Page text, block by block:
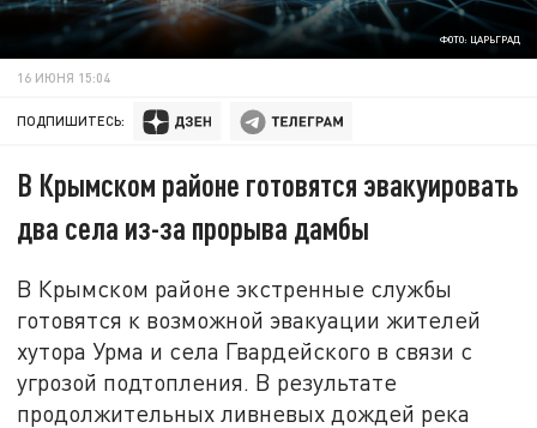
ФОТО: ЦАРЬГРАД
16 ИЮНЯ 15:04
ПОДПИШИТЕСЬ:
В Крымском районе готовятся эвакуировать
два села из-за прорыва дамбы
В Крымском районе экстренные службы
готовятся к возможной эвакуации жителей
хутора Урма и села Гвардейского в связи с
угрозой подтопления. В результате
продолжительных ливневых дождей река